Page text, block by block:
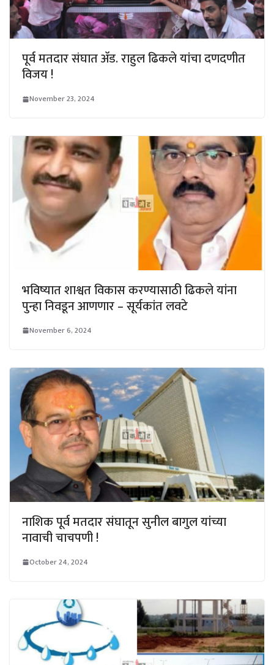
पूर्व मतदार संघात ॲड. राहुल ढिकले यांचा दणदणीत
विजय !
November 23, 2024
भविष्यात शाश्वत विकास करण्यासाठी ढिकले यांना
पुन्हा निवडून आणणार – सूर्यकांत लवटे
November 6, 2024
नाशिक पूर्व मतदार संघातून सुनील बागुल यांच्या
नावाची चाचपणी !
October 24, 2024